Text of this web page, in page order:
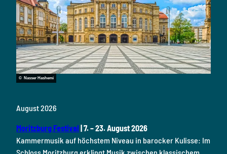
© Nasser Hashemi
August 2026
Moritzburg Festival | 7. – 23. August 2026
Kammermusik auf höchstem Niveau in barocker Kulisse: Im